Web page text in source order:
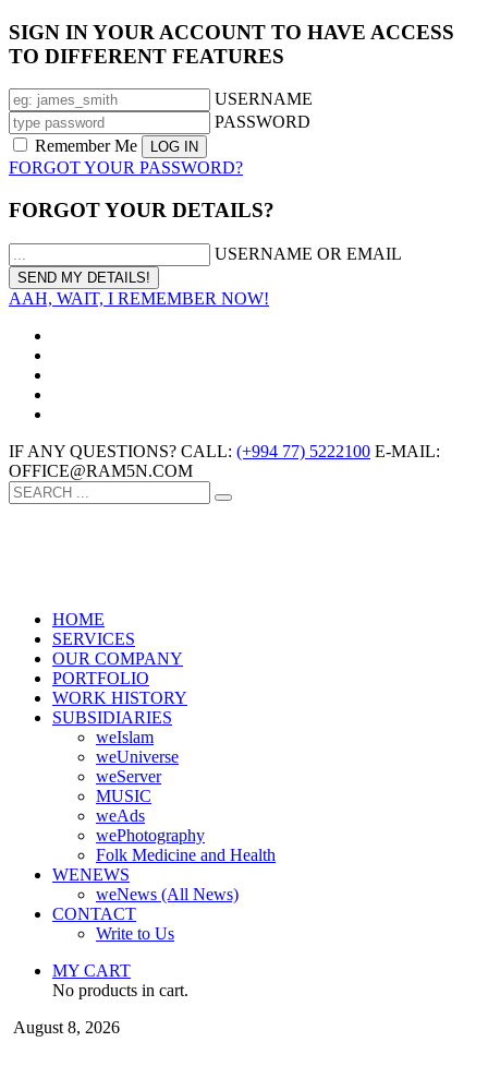
SIGN IN YOUR ACCOUNT TO HAVE ACCESS
TO DIFFERENT FEATURES
USERNAME
PASSWORD
Remember Me
FORGOT YOUR PASSWORD?
FORGOT YOUR DETAILS?
USERNAME OR EMAIL
AAH, WAIT, I REMEMBER NOW!
IF ANY QUESTIONS? CALL: (+994 77) 5222100 E-MAIL:
OFFICE@RAM5N.COM
HOME
SERVICES
OUR COMPANY
PORTFOLIO
WORK HISTORY
SUBSIDIARIES
weIslam
weUniverse
weServer
MUSIC
weAds
wePhotography
Folk Medicine and Health
WENEWS
weNews (All News)
CONTACT
Write to Us
MY CART
No products in cart.
August 8, 2026